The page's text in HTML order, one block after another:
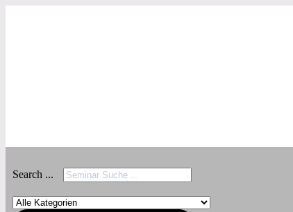
Search ...